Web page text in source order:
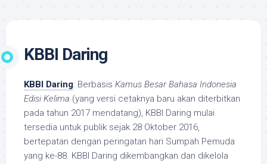
KBBI Daring
KBBI Daring: Berbasis Kamus Besar Bahasa Indonesia
Edisi Kelima (yang versi cetaknya baru akan diterbitkan
pada tahun 2017 mendatang), KBBI Daring mulai
tersedia untuk publik sejak 28 Oktober 2016,
bertepatan dengan peringatan hari Sumpah Pemuda
yang ke-88. KBBI Daring dikembangkan dan dikelola